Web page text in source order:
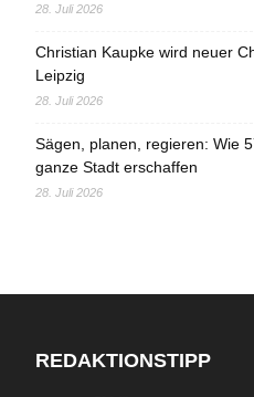
28. Juli 2026
Christian Kaupke wird neuer
Leipzig
28. Juli 2026
Sägen, planen, regieren: Wie
ganze Stadt erschaffen
28. Juli 2026
REDAKTIONSTIPP